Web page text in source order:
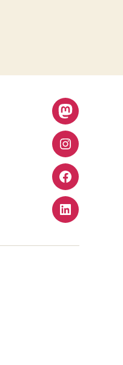
Mastodon
Instagram
Facebook
LinkedIn